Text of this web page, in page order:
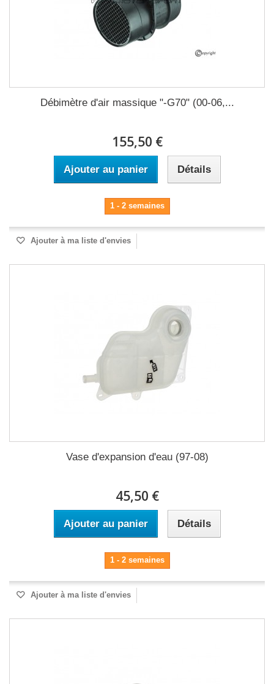
Débimètre d'air massique "-G70" (00-06,...
155,50 €
Ajouter au panier Détails
1 - 2 semaines
Ajouter à ma liste d'envies
Vase d'expansion d'eau (97-08)
45,50 €
Ajouter au panier Détails
1 - 2 semaines
Ajouter à ma liste d'envies